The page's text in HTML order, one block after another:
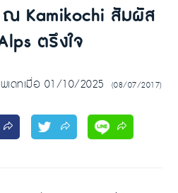
Kamikochi สัมผัส
ตรึงใจ
เดทเมื่อ 01/10/2025 (08/07/2017)